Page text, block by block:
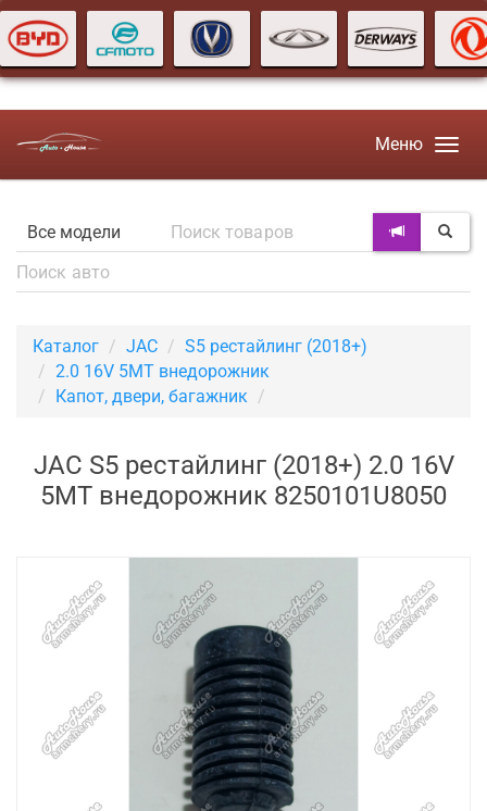
Меню
Каталог JAC
S5 рестайлинг (2018+)
2.0 16V 5MT внедорожник
Капот, двери, багажник
JAC S5 рестайлинг (2018+) 2.0 16V
5MT внедорожник 8250101U8050